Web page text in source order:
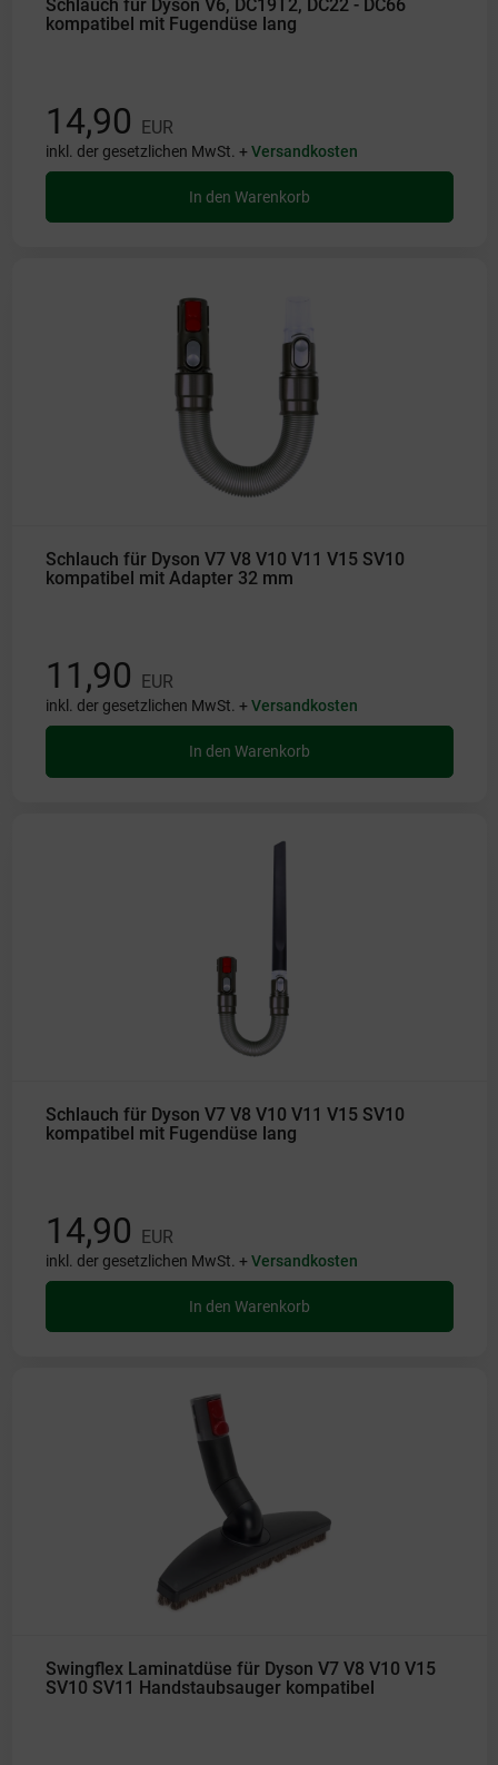
Schlauch für Dyson V6, DC19T2, DC22 - DC66
kompatibel mit Fugendüse lang
14,90 EUR
inkl. der gesetzlichen MwSt. +Versandkosten
In den Warenkorb
Schlauch für Dyson V7 V8 V10 V11 V15 SV10
kompatibel mit Adapter 32 mm
11,90 EUR
inkl. der gesetzlichen MwSt. +Versandkosten
In den Warenkorb
Schlauch für Dyson V7 V8 V10 V11 V15 SV10
kompatibel mit Fugendüse lang
14,90 EUR
inkl. der gesetzlichen MwSt. +Versandkosten
In den Warenkorb
Swingflex Laminatdüse für Dyson V7 V8 V10 V15
SV10 SV11 Handstaubsauger kompatibel